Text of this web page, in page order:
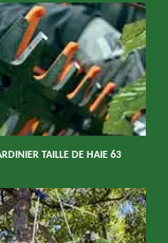
TAILLE DE HAIE 63